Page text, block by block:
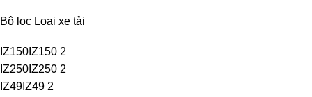
Bộ lọc Loại xe tải
IZ150 IZ150 2
IZ250 IZ250 2
IZ49 IZ49 2